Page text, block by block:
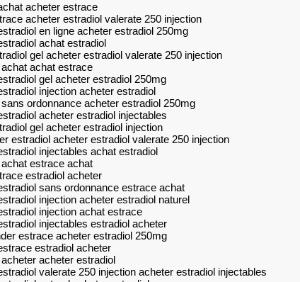
acheter estrace
acheter estradiol valerate 250 injection
en ligne acheter estradiol 250mg
achat estradiol
gel acheter estradiol valerate 250 injection
achat estrace
gel acheter estradiol 250mg
injection acheter estradiol
ordonnance acheter estradiol 250mg
acheter estradiol injectables
gel acheter estradiol injection
estradiol acheter estradiol valerate 250 injection
injectables achat estradiol
estrace achat
estradiol acheter
sans ordonnance estrace achat
injection acheter estradiol naturel
injection achat estrace
injectables estradiol acheter
estrace acheter estradiol 250mg
estradiol acheter
acheter estradiol
valerate 250 injection acheter estradiol injectables